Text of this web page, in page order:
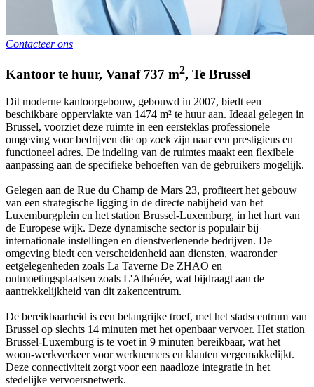
Contacteer ons
Kantoor te huur, Vanaf 737 m2, Te Brussel
Dit moderne kantoorgebouw, gebouwd in 2007, biedt een
beschikbare oppervlakte van 1474 m² te huur aan. Ideaal gelegen in
Brussel, voorziet deze ruimte in een eersteklas professionele
omgeving voor bedrijven die op zoek zijn naar een prestigieus en
functioneel adres. De indeling van de ruimtes maakt een flexibele
aanpassing aan de specifieke behoeften van de gebruikers mogelijk.
Gelegen aan de Rue du Champ de Mars 23, profiteert het gebouw
van een strategische ligging in de directe nabijheid van het
Luxemburgplein en het station Brussel-Luxemburg, in het hart van
de Europese wijk. Deze dynamische sector is populair bij
internationale instellingen en dienstverlenende bedrijven. De
omgeving biedt een verscheidenheid aan diensten, waaronder
eetgelegenheden zoals La Taverne De ZHAO en
ontmoetingsplaatsen zoals L'Athénée, wat bijdraagt aan de
aantrekkelijkheid van dit zakencentrum.
De bereikbaarheid is een belangrijke troef, met het stadscentrum van
Brussel op slechts 14 minuten met het openbaar vervoer. Het station
Brussel-Luxemburg is te voet in 9 minuten bereikbaar, wat het
woon-werkverkeer voor werknemers en klanten vergemakkelijkt.
Deze connectiviteit zorgt voor een naadloze integratie in het
stedelijke vervoersnetwerk.